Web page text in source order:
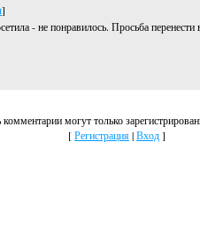
]
- не понравилось. Просьба перенести
могут только
[Регистрация|Вход]